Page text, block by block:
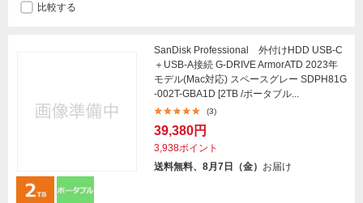
比較する
SanDisk Professional 外付けHDD USB-C
＋USB-A接続 G-DRIVE ArmorATD 2023年
モデル(Mac対応) スペースグレー SDPH81G
-002T-GBA1D [2TB /ポータブル...
(3)
39,380円
3,938ポイント
送料無料、8月7日（金） お届け